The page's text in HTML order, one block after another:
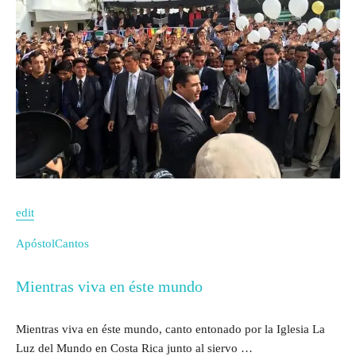
edit
ApóstolCantos
Mientras viva en éste mundo
Mientras viva en éste mundo, canto entonado por la Iglesia La
Luz del Mundo en Costa Rica junto al siervo …